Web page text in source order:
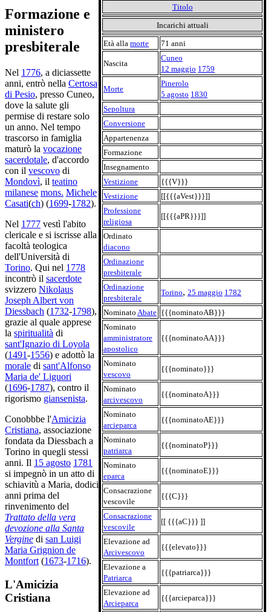
Titolo
Incarichi attuali
Età alla morte 71 anni
Nascita
Cuneo
12 maggio 1759
Morte
Pinerolo
5 agosto 1830
Sepoltura
Conversione
Appartenenza
Formazione
Insegnamento
Vestizione
{{{V}}}
Vestizione
[[{{{aVest}}}]]
Professione
religiosa
[[{{{aPR}}}]]
Ordinato
diacono
Ordinazione
presbiterale
Ordinazione
presbiterale
Torino, 25 maggio 1782
Nominato Abate {{{nominatoAB}}}
Nominato
amministratore
apostolico
{{{nominatoAA}}}
Nominato
vescovo
{{{nominato}}}
Nominato
arcivescovo
{{{nominatoA}}}
Nominato
arcieparca
{{{nominatoAE}}}
Nominato
patriarca
{{{nominatoP}}}
Nominato
eparca
{{{nominatoE}}}
Consacrazione
vescovile
{{{C}}}
Consacrazione
vescovile
[[ {{{aC}}} ]]
Elevazione ad
Arcivescovo
{{{elevato}}}
Elevazione a
Patriarca
{{{patriarca}}}
Elevazione ad
Arcieparca
{{{arcieparca}}}
Formazione e
ministero
presbiterale
Nel 1776, a diciassette
anni, entrò nella Certosa
di Pesio, presso Cuneo,
dove la salute gli
permise di restare solo
un anno. Nel tempo
trascorso in famiglia
maturò la vocazione
sacerdotale, d'accordo
con il vescovo di
Mondovì, il teatino
milanese mons. Michele
Casati(ch) (1699-1782).
Nel 1777 vestì l'abito
clericale e si iscrisse alla
facoltà teologica
dell'Università di
Torino. Qui nel 1778
incontrò il sacerdote
svizzero Nikolaus
Joseph Albert von
Diessbach (1732-1798),
grazie al quale apprese
la spiritualità di
sant'Ignazio di Loyola
(1491-1556) e adottò la
morale di sant'Alfonso
Maria de' Liguori
(1696-1787), contro il
rigorismo giansenista.
Conobbbe l'Amicizia
Cristiana, associazione
fondata da Diessbach a
Torino in quegli stessi
anni. Il 15 agosto 1781
si impegnò in un atto di
schiavitù a Maria, dodici
anni prima del
rinvenimento del
Trattato della vera
devozione alla Santa
Vergine di san Luigi
Maria Grignion de
Montfort (1673-1716).
L'Amicizia
Cristiana